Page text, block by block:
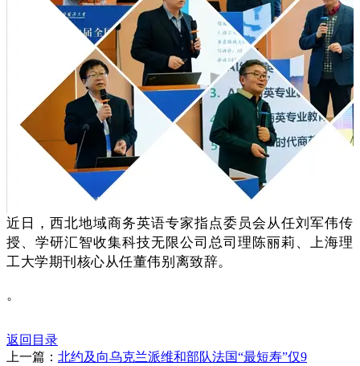
近日，西北地域商务英语专家指点委员会从任刘军伟传
授、学研汇智收集科技无限公司总司理陈丽莉、上海理
工大学期刊核心从任董伟别离致辞。
。
返回目录
上一篇： 北约及向乌克兰派维和部队法国“最短寿”仅9